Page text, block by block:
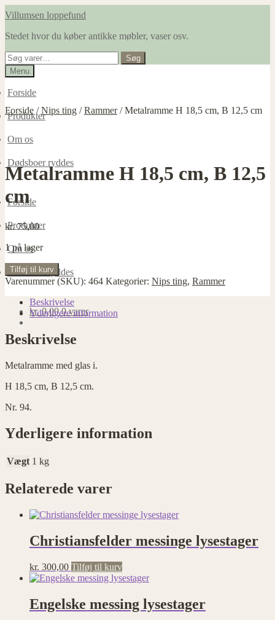
Spring
navigation
Spring
indhold
Villumsen loppefund
Stedet hvor du køber antikke møbler, vaser osv.
Søg
efter:
Søg
Menu
Forside
Produkter
Om os
Dødsboer ryddes
Forside
Produkter
Om os
Dødsboer ryddes
kr.0,00 0 varer
Forside /Nips ting /Rammer/Metalramme H 18,5 cm, B 12,5 cm
Metalramme H 18,5 cm, B 12,5
cm
kr.75,00
1 på lager
Metalramme
H
12,5
cm
antal
Tilføj til kurv
Varenummer (SKU): 464 Kategorier: Nips ting, Rammer
Beskrivelse
Yderligere information
Beskrivelse
Metalramme med glas i.
H 18,5 cm, B 12,5 cm.
Nr. 94.
Yderligere information
Vægt 1 kg
Relaterede varer
Christiansfelder messinge lysestager
kr. 300,00 Tilføj til kurv
Engelske messing lysestager